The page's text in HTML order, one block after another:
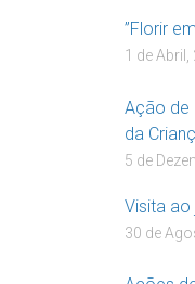
”Florir
1 de Abril,
Ação de
da
5 de
Visita
30 de